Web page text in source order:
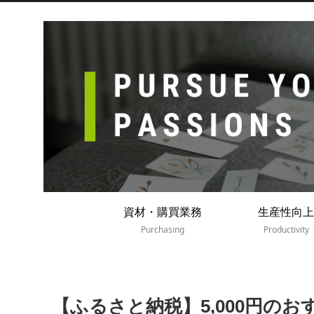
資材・購買業務
Purchasing
生産性向上
Productivity
【ふるさと納税】5,000円の